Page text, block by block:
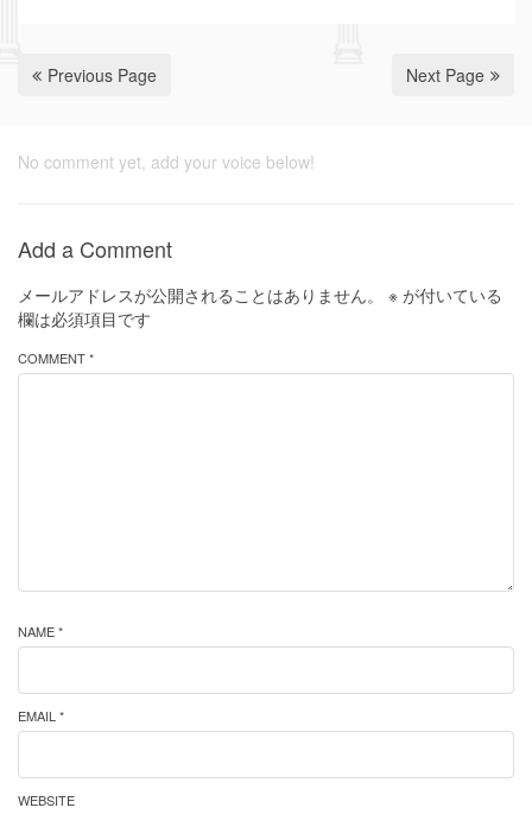
Previous Page Next Page
No comment yet, add your voice below!
Add a Comment
メールアドレスが公開されることはありません。 ※ が付いている
欄は必須項目です
COMMENT *
NAME *
EMAIL *
WEBSITE